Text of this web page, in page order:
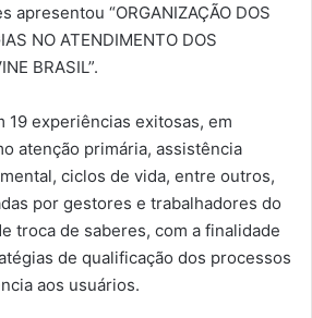
apresentou “ORGANIZAÇÃO DOS
NO ATENDIMENTO DOS
BRASIL”.
19 experiências exitosas, em
atenção primária, assistência
ciclos de vida, entre outros,
por gestores e trabalhadores do
troca de saberes, com a finalidade
de qualificação dos processos
aos usuários.